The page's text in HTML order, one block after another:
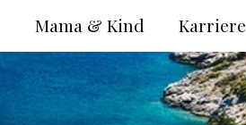
Karriere
Mama & Kind